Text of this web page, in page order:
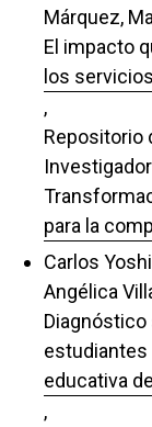
Márquez,
El impacto
los
,
Repositorio
para la
Carlos
Angélica
estudiantes
educativa
,